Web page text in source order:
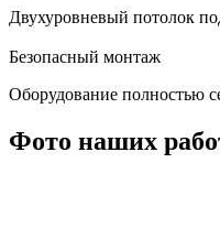
Двухуровневый потолок
Безопасный монтаж
Оборудование полностью
Фото наших